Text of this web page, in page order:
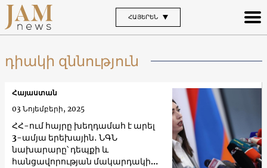
ՀԱՅԵՐԵՆ
դիակի զննություն
ՀՀ-ում հայրը խեղդամահ է արել
3-ամյա երեխային․ ՆԳՆ
նախարարը՝ դեպքի և
հանցավորության մակարդակի
Հայաստան
03 Նոյեմբերի, 2025